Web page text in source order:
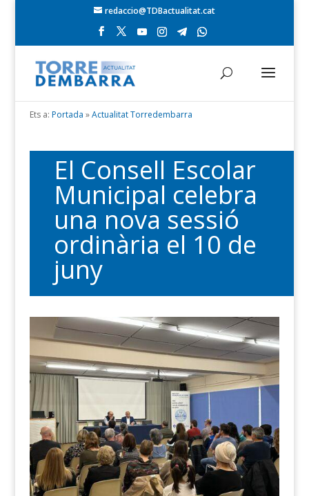
redaccio@TDBactualitat.cat
Ets a: Portada »Actualitat Torredembarra
El Consell Escolar
Municipal celebra
una nova sessió
ordinària el 10 de
juny